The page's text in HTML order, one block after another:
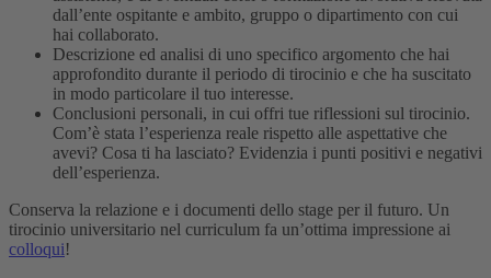
dall’ente ospitante e ambito, gruppo o dipartimento con cui
hai collaborato.
Descrizione ed analisi di uno specifico argomento che hai
approfondito durante il periodo di tirocinio e che ha suscitato
in modo particolare il tuo interesse.
Conclusioni personali, in cui offri tue riflessioni sul tirocinio.
Com’è stata l’esperienza reale rispetto alle aspettative che
avevi? Cosa ti ha lasciato? Evidenzia i punti positivi e negativi
dell’esperienza.
Conserva la relazione e i documenti dello stage per il futuro. Un
tirocinio universitario nel curriculum fa un’ottima impressione ai
colloqui!